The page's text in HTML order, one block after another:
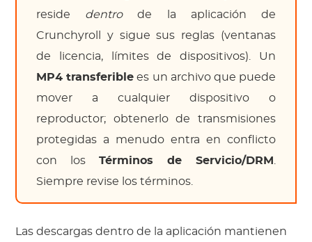
reside dentrode la aplicación de
Crunchyroll y sigue sus reglas (ventanas
de licencia, límites de dispositivos). Un
MP4 transferible es un archivo que puede
mover a cualquier dispositivo o
reproductor; obtenerlo de transmisiones
protegidas a menudo entra en conflicto
con los Términos de Servicio/DRM
Siempre revise los términos.
Las descargas dentro de la aplicación mantienen